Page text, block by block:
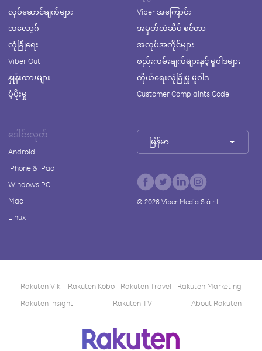
လုပ်ဆောင်ချက်များ
ဘလော့ဂ်
လုံခြုံရေး
Viber Out
နှုန်းထားများ
ပံ့ပိုးမှု
Viber အကြောင်း
အမှတ်တံဆိပ် စင်တာ
အလုပ်အကိုင်များ
စည်းကမ်းချက်များနှင့် မူဝါဒများ
ကိုယ်ရေးလုံခြုံမှု မူဝါဒ
Customer Complaints Code
ဒေါင်းလုတ်
Android
iPhone & iPad
Windows PC
Mac
Linux
မြန်မာ
© 2026Viber Media S.à r.l.
Rakuten Viki Rakuten Kobo Rakuten Travel
Rakuten Marketing
Rakuten Insight
Rakuten TV About Rakuten